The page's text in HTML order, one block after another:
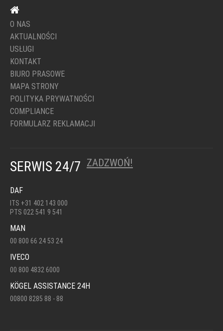
O NAS
AKTUALNOŚCI
USŁUGI
KONTAKT
BIURO PRASOWE
MAPA STRONY
POLITYKA PRYWATNOŚCI
COMPLIANCE
FORMULARZ REKLAMACJI
SERWIS 24/7 ZADZWOŃ!
DAF
ITS +31 402 143 000
PTS 022 541 9 541
MAN
00 800 66 24 53 24
IVECO
00 800 4832 6000
KÖGEL ASSISTANCE 24H
00800 8285 88 - 88